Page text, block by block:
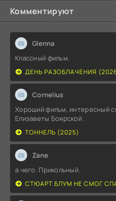
Комментируют
Glenna
Классный фильм.
ДЕНЬ РАЗОБЛАЧЕНИЯ
Cornelius
Хороший фильм, интересный
Елизаветы Боярской .
ТОННЕЛЬ (2025)
Zane
а чего. Прикольный.
СТЮАРТ БЛУМ НЕ СМОГ